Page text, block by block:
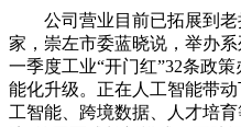
公司营业目前已拓展到老
家，崇左市委蓝晓说，举办
一季度工业“开门红”32条政
能化升级。正在人工智能带
工智能、跨境数据、人才培